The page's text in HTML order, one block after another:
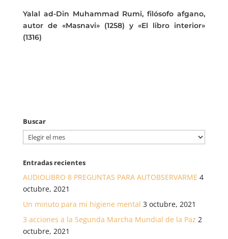
Yalal ad-Din Muhammad Rumi, filósofo afgano,
autor de «Masnavi» (1258) y «El libro interior»
(1316)
Buscar
Buscar
Entradas recientes
AUDIOLIBRO 8 PREGUNTAS PARA AUTOBSERVARME 4
octubre, 2021
Un minuto para mi higiene mental 3 octubre, 2021
3 acciones a la Segunda Marcha Mundial de la Paz 2
octubre, 2021